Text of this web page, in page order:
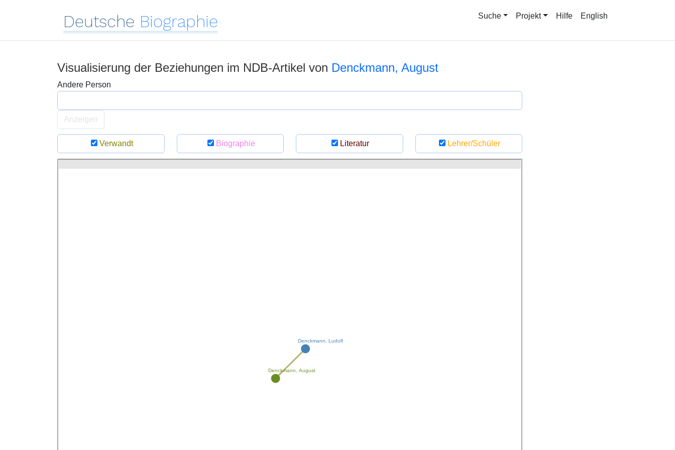
Deutsche Biographie Suche Projekt Hilfe English
Visualisierung der Beziehungen im NDB-Artikel von Denckmann, August
Andere Person
Anzeigen
Verwandt Biographie Literatur Lehrer/Schüler
Denckmann, August
Denckmann, Ludolf